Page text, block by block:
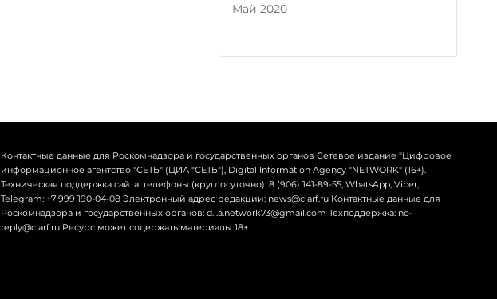
Май 2020
Контактные данные для Роскомнадзора и государственных органов Сетевое издание "Цифровое
информационное агентство "СЕТЬ" (ЦИА "СЕТЬ"), Digital Information Agency "NETWORK" (16+).
Техническая поддержка сайта: телефоны (круглосуточно): 8 (906) 141-89-55, WhatsApp, Viber,
Telegram: +7 999 190-04-08 Электронный адрес редакции: news@ciarf.ru Контактные данные для
Роскомнадзора и государственных органов: d.i.a.network73@gmail.com Техподдержка: no-
reply@ciarf.ru Ресурс может содержать материалы 18+